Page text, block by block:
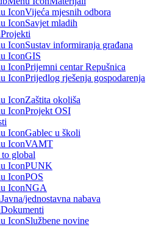
Vijeća mjesnih odbora
Savjet mladih
Projekti
Sustav informiranja građana
GIS
Prijemni centar Repušnica
Prijedlog rješenja gospodarenja
Zaštita okoliša
Projekt OSI
Gablec u školi
VAMT
global
PUNK
POS
NGA
Javna/jednostavna nabava
Dokumenti
Službene novine